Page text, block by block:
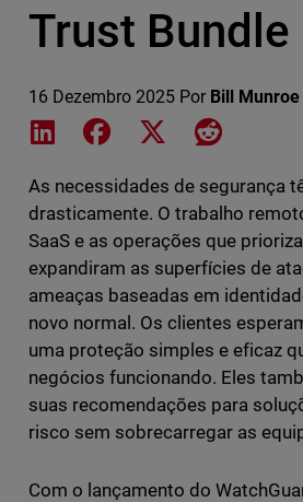
Trust Bundle
16 Dezembro 2025 Por Bill Munroe
Share on LinkedIn
Share on Facebook
Share on XShare on
As necessidades de segurança
drasticamente. O trabalho
SaaS e as operações que
expandiram as superfícies de
ameaças baseadas em
novo normal. Os clientes
uma proteção simples e eficaz
negócios funcionando. Eles
suas recomendações para
risco sem sobrecarregar as
Com o lançamento do